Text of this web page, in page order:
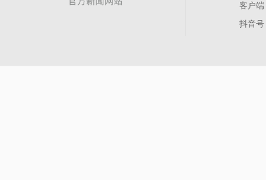
客户端
抖音号